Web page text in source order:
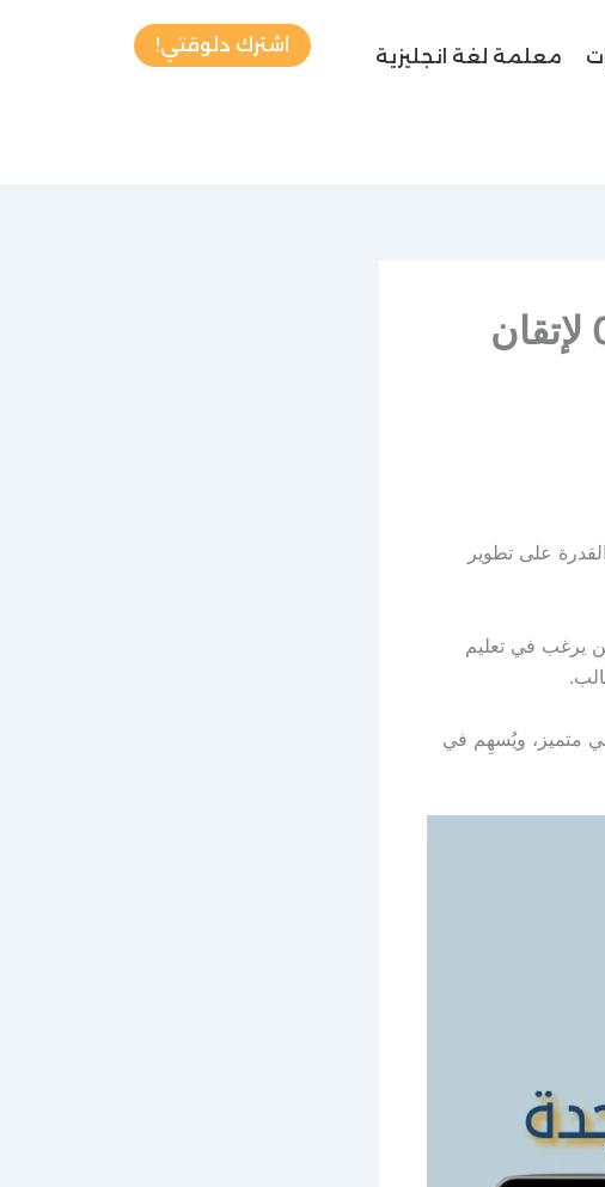
معلمة لغة انجليزية
اشترك دلوقتي!
معلمة لغة عربية بجدة 0548805918 لإتقان
على تطوير
يرغب في تعليم
متميز، ويُسهِم في